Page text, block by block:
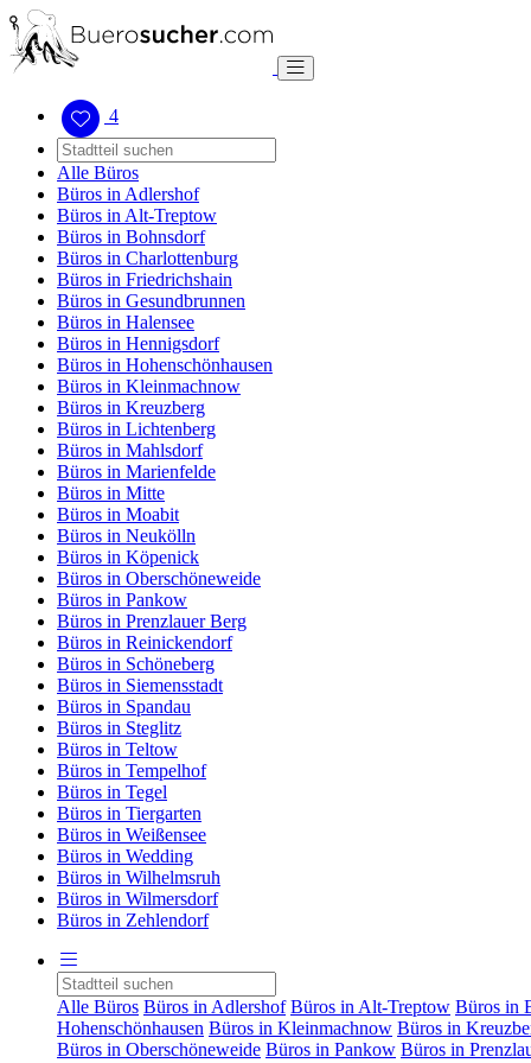
4
Alle Büros
Büros in Adlershof
Büros in Alt-Treptow
Büros in Bohnsdorf
Büros in Charlottenburg
Büros in Friedrichshain
Büros in Gesundbrunnen
Büros in Halensee
Büros in Hennigsdorf
Büros in Hohenschönhausen
Büros in Kleinmachnow
Büros in Kreuzberg
Büros in Lichtenberg
Büros in Mahlsdorf
Büros in Marienfelde
Büros in Mitte
Büros in Moabit
Büros in Neukölln
Büros in Köpenick
Büros in Oberschöneweide
Büros in Pankow
Büros in Prenzlauer Berg
Büros in Reinickendorf
Büros in Schöneberg
Büros in Siemensstadt
Büros in Spandau
Büros in Steglitz
Büros in Teltow
Büros in Tempelhof
Büros in Tegel
Büros in Tiergarten
Büros in Weißensee
Büros in Wedding
Büros in Wilhelmsruh
Büros in Wilmersdorf
Büros in Zehlendorf
Alle Büros Büros in Adlershof Büros in Alt-Treptow Büros in
Hohenschönhausen Büros in Kleinmachnow Büros in
Büros in Oberschöneweide Büros in Pankow Büros in